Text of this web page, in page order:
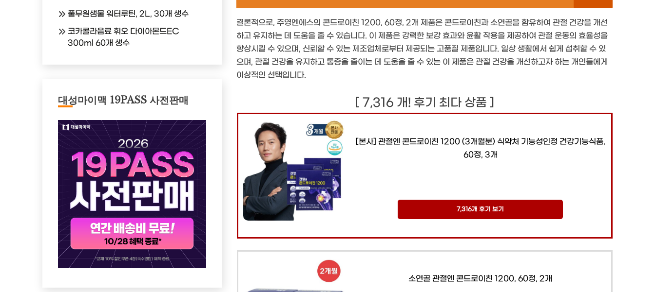
결론적으로, 주영엔에스의 콘드로이친 1200, 60정, 2개 제품은 콘드로이친과 소연골을 함유하여 관절 건강을 개선
하고 유지하는 데 도움을 줄 수 있습니다. 이 제품은 강력한 보강 효과와 윤활 작용을 제공하여 관절 운동의 효율성을
향상시킬 수 있으며, 신뢰할 수 있는 제조업체로부터 제공되는 고품질 제품입니다. 일상 생활에서 쉽게 섭취할 수 있
으며, 관절 건강을 유지하고 통증을 줄이는 데 도움을 줄 수 있는 이 제품은 관절 건강을 개선하고자 하는 개인들에게
이상적인 선택입니다.
[ 7,316 개! 후기 최다 상품 ]
[본사] 관절엔 콘드로이친 1200 (3개월분) 식약처 기능성인정 건강기능식품,
60정, 3개
7,316개 후기 보기
소연골 관절엔 콘드로이친 1200, 60정, 2개
풀무원샘물 워터루틴, 2L, 30개 생수
코카콜라음료 휘오 다이아몬드EC
300ml 60개 생수
대성마이맥 19PASS 사전판매